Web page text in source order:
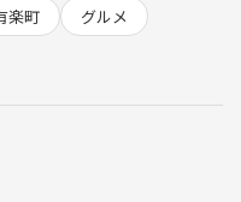
せて頂きます。
楽町
グルメ